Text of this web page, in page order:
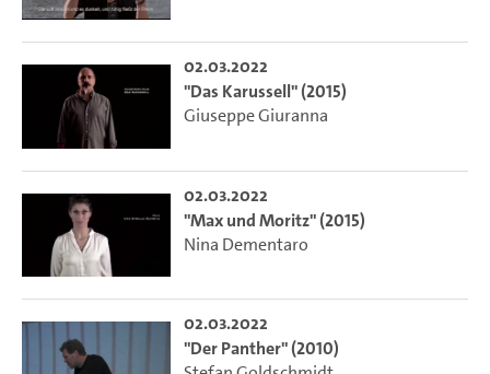
02.03.2022
"Das Karussell" (2015)
Giuseppe Giuranna
02.03.2022
"Max und Moritz" (2015)
Nina Dementaro
02.03.2022
"Der Panther" (2010)